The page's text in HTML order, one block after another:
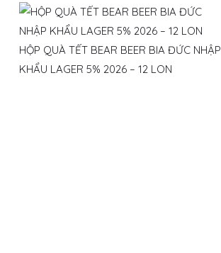
HỘP QUÀ TẾT BEAR BEER BIA ĐỨC NHẬP
KHẨU LAGER 5% 2026 – 12 LON